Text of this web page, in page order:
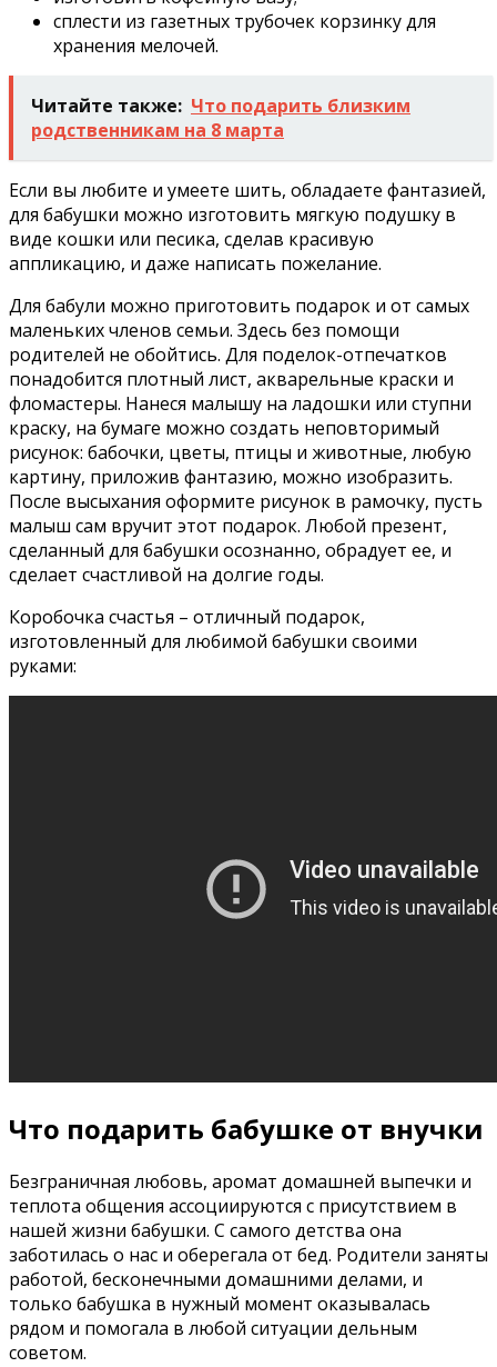
сплести из газетных трубочек корзинку для
хранения мелочей.
Читайте также: Что подарить близким
родственникам на 8 марта
Если вы любите и умеете шить, обладаете фантазией,
для бабушки можно изготовить мягкую подушку в
виде кошки или песика, сделав красивую
аппликацию, и даже написать пожелание.
Для бабули можно приготовить подарок и от самых
маленьких членов семьи. Здесь без помощи
родителей не обойтись. Для поделок-отпечатков
понадобится плотный лист, акварельные краски и
фломастеры. Нанеся малышу на ладошки или ступни
краску, на бумаге можно создать неповторимый
рисунок: бабочки, цветы, птицы и животные, любую
картину, приложив фантазию, можно изобразить.
После высыхания оформите рисунок в рамочку, пусть
малыш сам вручит этот подарок. Любой презент,
сделанный для бабушки осознанно, обрадует ее, и
сделает счастливой на долгие годы.
Коробочка счастья – отличный подарок,
изготовленный для любимой бабушки своими
руками:
Что подарить бабушке от внучки
Безграничная любовь, аромат домашней выпечки и
теплота общения ассоциируются с присутствием в
нашей жизни бабушки. С самого детства она
заботилась о нас и оберегала от бед. Родители заняты
работой, бесконечными домашними делами, и
только бабушка в нужный момент оказывалась
рядом и помогала в любой ситуации дельным
советом.